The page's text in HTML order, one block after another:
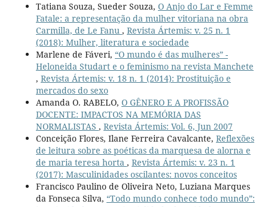
Tatiana Souza, Sueder Souza, O Anjo do Lar e Femme
Fatale: a representação da mulher vitoriana na obra
Carmilla, de Le Fanu , Revista Ártemis: v. 25 n. 1
(2018): Mulher, literatura e sociedade
Marlene de Fáveri, “O mundo é das mulheres” -
Heloneida Studart e o feminismo na revista Manchete
, Revista Ártemis: v. 18 n. 1 (2014): Prostituição e
mercados do sexo
Amanda O. RABELO, O GÊNERO E A PROFISSÃO
DOCENTE: IMPACTOS NA MEMÓRIA DAS
NORMALISTAS , Revista Ártemis: Vol. 6, Jun 2007
Conceição Flores, Ilane Ferreira Cavalcante, Reflexões
de leitura sobre as poéticas da marquesa de alorna e
de maria teresa horta , Revista Ártemis: v. 23 n. 1
(2017): Masculinidades oscilantes: novos conceitos
Francisco Paulino de Oliveira Neto, Luziana Marques
da Fonseca Silva, “Todo mundo conhece todo mundo”: